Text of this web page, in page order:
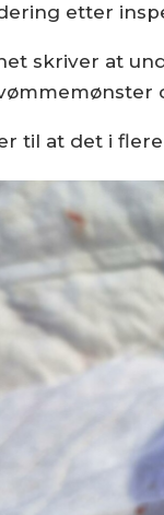
etter
skriver at
til at det i